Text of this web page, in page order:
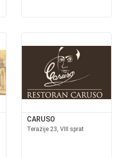
CARUSO
Terazije 23, VIII sprat